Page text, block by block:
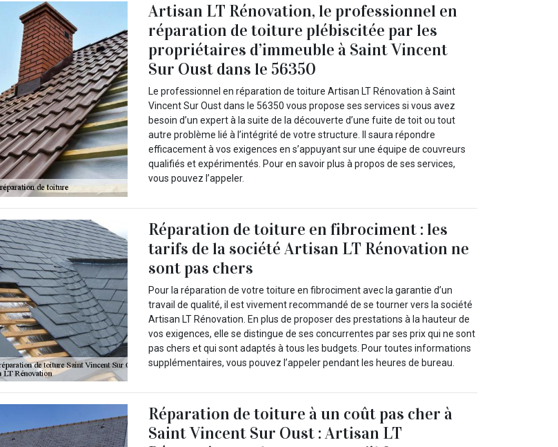
Artisan LT Rénovation, le professionnel en
réparation de toiture plébiscitée par les
propriétaires d’immeuble à Saint Vincent
Sur Oust dans le 56350
Le professionnel en réparation de toiture Artisan LT Rénovation à Saint
Vincent Sur Oust dans le 56350 vous propose ses services si vous avez
besoin d’un expert à la suite de la découverte d’une fuite de toit ou tout
autre problème lié à l’intégrité de votre structure. Il saura répondre
efficacement à vos exigences en s’appuyant sur une équipe de couvreurs
qualifiés et expérimentés. Pour en savoir plus à propos de ses services,
vous pouvez l’appeler.
Réparation de toiture en fibrociment : les
tarifs de la société Artisan LT Rénovation ne
sont pas chers
Pour la réparation de votre toiture en fibrociment avec la garantie d’un
travail de qualité, il est vivement recommandé de se tourner vers la société
Artisan LT Rénovation. En plus de proposer des prestations à la hauteur de
vos exigences, elle se distingue de ses concurrentes par ses prix qui ne sont
pas chers et qui sont adaptés à tous les budgets. Pour toutes informations
supplémentaires, vous pouvez l’appeler pendant les heures de bureau.
Réparation de toiture à un coût pas cher à
Saint Vincent Sur Oust : Artisan LT